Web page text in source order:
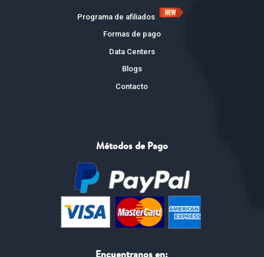
Programa de afiliados
Formas de pago
Data Centers
Blogs
Contacto
Métodos de Pago
Encuentranos en: